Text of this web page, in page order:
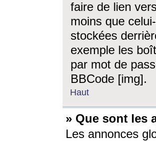
faire de lien
moins que
stockées
exemple les
par mot de
BBCode [img].
Haut
» Que sont les
Les annonces